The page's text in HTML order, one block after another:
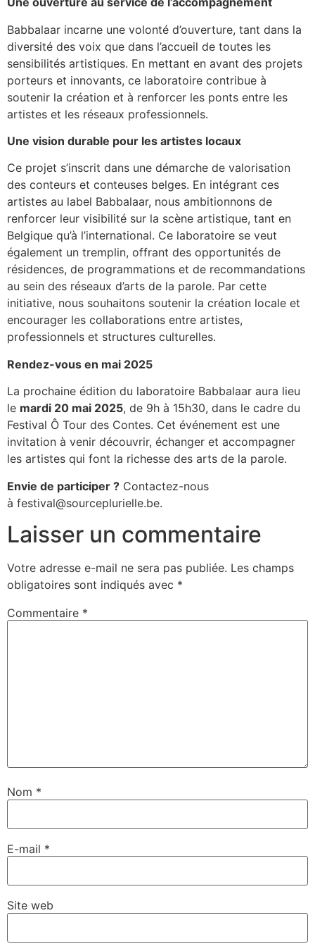
Babbalaar incarne une volonté d’ouverture, tant dans la
diversité des voix que dans l’accueil de toutes les
sensibilités artistiques. En mettant en avant des projets
porteurs et innovants, ce laboratoire contribue à
soutenir la création et à renforcer les ponts entre les
artistes et les réseaux professionnels.
Une vision durable pour les artistes locaux
Ce projet s’inscrit dans une démarche de valorisation
des conteurs et conteuses belges. En intégrant ces
artistes au label Babbalaar, nous ambitionnons de
renforcer leur visibilité sur la scène artistique, tant en
Belgique qu’à l’international. Ce laboratoire se veut
également un tremplin, offrant des opportunités de
résidences, de programmations et de recommandations
au sein des réseaux d’arts de la parole. Par cette
initiative, nous souhaitons soutenir la création locale et
encourager les collaborations entre artistes,
professionnels et structures culturelles.
Rendez-vous en mai 2025
La prochaine édition du laboratoire Babbalaar aura lieu
le mardi 20 mai 2025, de 9h à 15h30, dans le cadre du
Festival Ô Tour des Contes. Cet événement est une
invitation à venir découvrir, échanger et accompagner
les artistes qui font la richesse des arts de la parole.
Envie de participer ? Contactez-nous
à festival@sourceplurielle.be.
Laisser un commentaire
Votre adresse e-mail ne sera pas publiée. Les champs
obligatoires sont indiqués avec *
Commentaire *
Nom *
E-mail *
Site web